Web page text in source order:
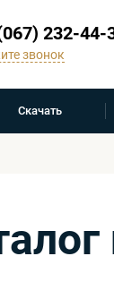
232-44-
звонок
Скачать